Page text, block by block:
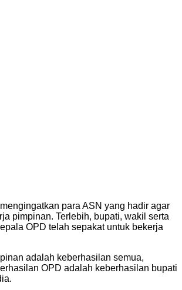
para ASN yang hadir agar
pimpinan. Terlebih, bupati, wakil serta
OPD telah sepakat untuk bekerja
adalah keberhasilan semua,
OPD adalah keberhasilan bupati